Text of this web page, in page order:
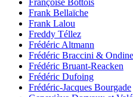
Françoise Bottois
Frank Bellaïche
Frank Lalou
Freddy Téllez
Frédéric Altmann
Frédéric Braccini &
Frédéric Bruant-Reacken
Frédéric Dufoing
Frédéric-Jacques Bourgade